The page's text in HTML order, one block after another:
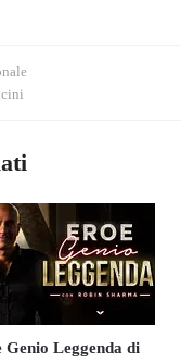
Genio Leggenda di